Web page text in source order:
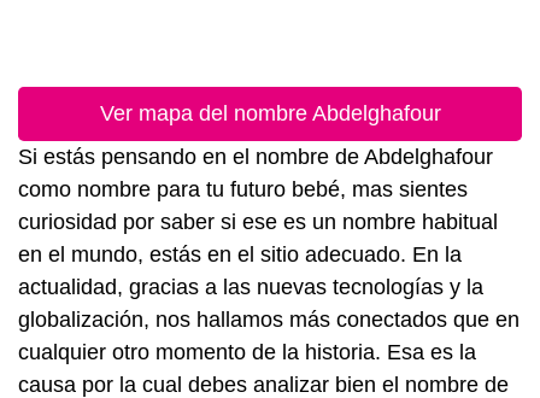
Ver mapa del nombre Abdelghafour
Si estás pensando en el nombre de Abdelghafour
como nombre para tu futuro bebé, mas sientes
curiosidad por saber si ese es un nombre habitual
en el mundo, estás en el sitio adecuado. En la
actualidad, gracias a las nuevas tecnologías y la
globalización, nos hallamos más conectados que en
cualquier otro momento de la historia. Esa es la
causa por la cual debes analizar bien el nombre de